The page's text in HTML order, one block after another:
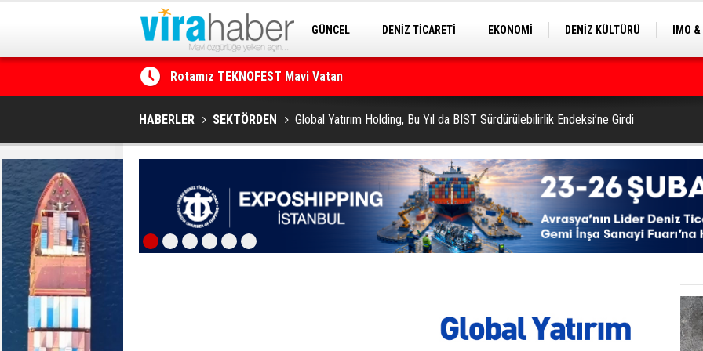
GÜNCEL DENİZ TİCARETİ EKONOMİ DENİZ KÜLTÜRÜ
IMO
Rotamız TEKNOFEST Mavi Vatan
Net Kârını Yüzde 38 Artışla 46.5 Milyon Dolar’a Yükseltti
HABERLER SEKTÖRDEN Global Yatırım Holding, Bu Yıl da BIST Sürdürülebilirlik Endeksi’ne Girdi